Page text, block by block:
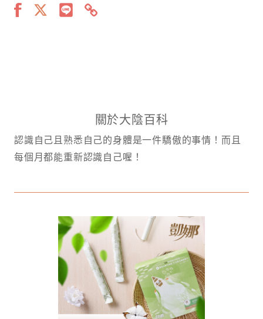
關於大陰百科
認識自己且熟悉自己的身體是一件驕傲的事情！而且
每個月都能重新認識自己喔！